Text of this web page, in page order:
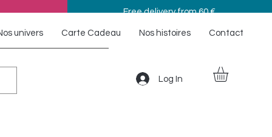
Free delivery from 60 €
univers Carte Cadeau Nos histoires Contact
Log In